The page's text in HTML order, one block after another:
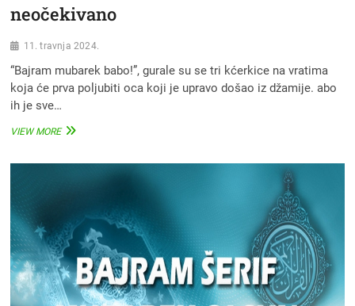
neočekivano
11. travnja 2024.
“Bajram mubarek babo!”, gurale su se tri kćerkice na vratima
koja će prva poljubiti oca koji je upravo došao iz džamije. abo
ih je sve…
VIEW MOREČOVJEK
USTA
SVOJE
DJECE
A
ONDA
SE